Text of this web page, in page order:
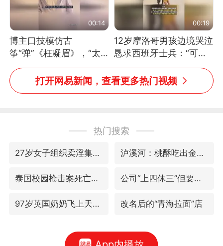
00:14
博主口技模仿古
筝“弹”《枉凝眉》，“太
像了～你是吃古筝长大的
吗？”“或将成为首位考级
不带古筝的选手。”（来
00:19
12岁摩洛哥男孩边境哭泣
恳求西班牙士兵：“可不
可以不要把我遣返回国”
打开网易新闻，查看更多热门视频
热门搜索
27岁女子组织卖淫集团被悬赏通缉 泸溪河：桃酥吃出金属牙冠视频不实
泰国校园枪击案死亡人数升至7人 公司“上四休三”但要降薪1000元
97岁英国奶奶飞上天再破吉尼斯纪录 改名后的“青海拉面”店